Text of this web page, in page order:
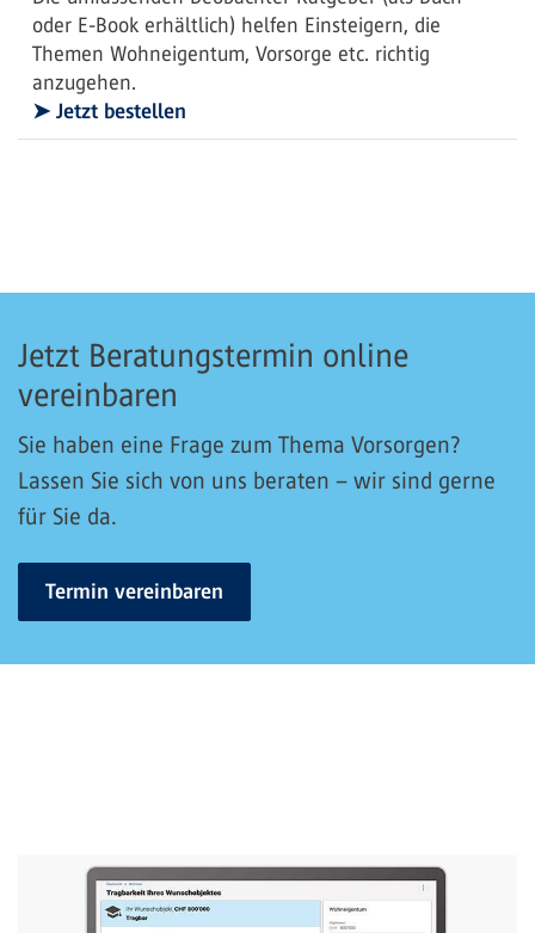
oder E-Book erhältlich) helfen Einsteigern, die
Themen Wohneigentum, Vorsorge etc. richtig
anzugehen.
➤ Jetzt bestellen
Jetzt Beratungstermin online
vereinbaren
Sie haben eine Frage zum Thema Vorsorgen?
Lassen Sie sich von uns beraten – wir sind gerne
für Sie da.
Termin vereinbaren